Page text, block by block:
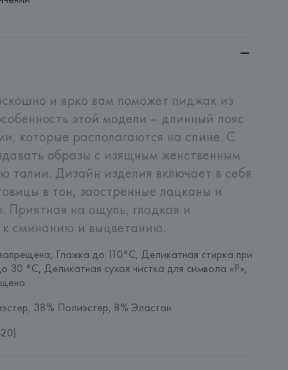
и ярко вам поможет пиджак из
этой модели – длинный пояс
которые располагаются на спине. С
образы с изящным женственным
талии. Дизайн изделия включает в себя
в тон, заостренные лацканы и
Приятная на ощупь, гладкая и
к сминанию и выцветанию.
Глажка до 110°C, Деликатная стирка при
30 °C, Деликатная сухая чистка для символа «P»,
38% Полиэстер, 8% Эластан